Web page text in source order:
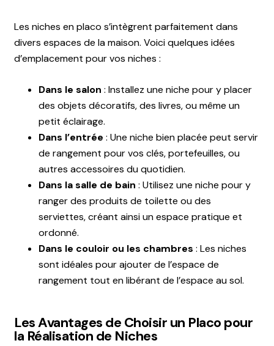
Les niches en placo s’intègrent parfaitement dans
divers espaces de la maison. Voici quelques idées
d’emplacement pour vos niches :
Dans le salon : Installez une niche pour y placer
des objets décoratifs, des livres, ou même un
petit éclairage.
Dans l’entrée : Une niche bien placée peut servir
de rangement pour vos clés, portefeuilles, ou
autres accessoires du quotidien.
Dans la salle de bain : Utilisez une niche pour y
ranger des produits de toilette ou des
serviettes, créant ainsi un espace pratique et
ordonné.
Dans le couloir ou les chambres : Les niches
sont idéales pour ajouter de l’espace de
rangement tout en libérant de l’espace au sol.
Les Avantages de Choisir un Placo pour
la Réalisation de Niches